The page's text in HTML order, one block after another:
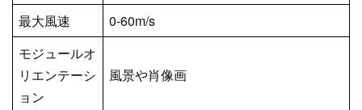
最大風速
0-60m/s
モジュールオ
リエンテーシ
ョン
風景や肖像画